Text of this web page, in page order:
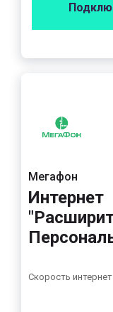
Мегафон
Интернет
Скорость